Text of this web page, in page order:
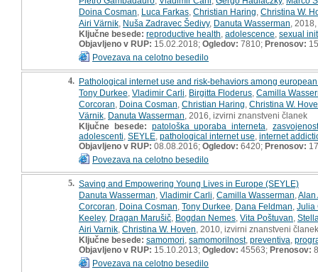
Doina Cosman Luca Farkas Christian Haring Christina W.
Airi Värnik Nuša Zadravec Šedivy, Danuta Wasserman ,
Ključne besede: reproductive health adolescence sexual
Objavljeno v RUP: 15.02.2018; Ogledov: 7810; Prenosov:
Povezava na celotno besedilo
4. Pathological internet use and risk-behaviors among
Tony Durkee Vladimir Carli Birgitta Floderus Camilla
Corcoran Doina Cosman Christian Haring Christina W.
Värnik Danuta Wasserman , 2016, izvirni znanstveni članek
Ključne besede: patološka uporaba interneta ,
adolescenti SEYLE pathological internet use internet
Objavljeno v RUP: 08.08.2016; Ogledov: 6420; Prenosov:
Povezava na celotno besedilo
5. Saving and Empowering Young Lives in Europe (SEYLE)
Danuta Wasserman Vladimir Carli Camilla Wasserman Alan
Corcoran Doina Cosman Tony Durkee Dana Feldman Julia
Keeley, Dragan Marušič Bogdan Nemes Vita Poštuvan
Airi Varnik Christina W. Hoven , 2010, izvirni znanstveni članek
Ključne besede: samomori samomorilnost, preventiva
Objavljeno v RUP: 15.10.2013; Ogledov: 45563; Prenosov:
Povezava na celotno besedilo